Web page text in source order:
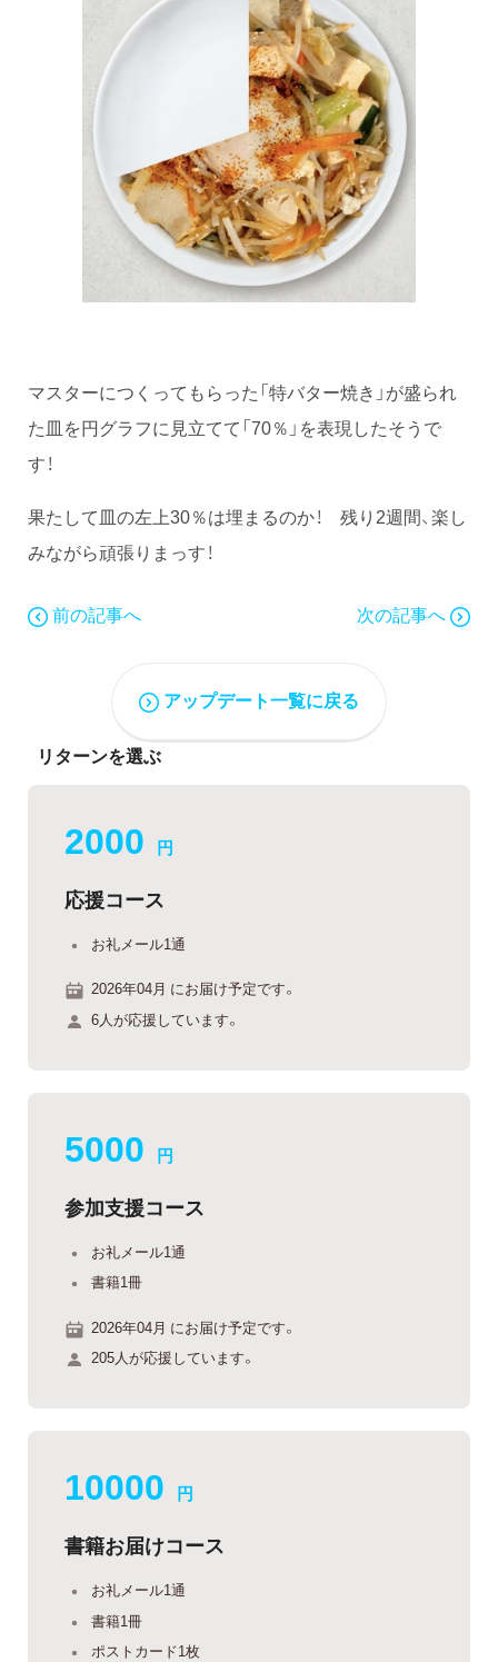
マスターにつくってもらった「特バター焼き」が盛られ
た皿を円グラフに見立てて「70％」を表現したそうで
す！
果たして皿の左上30％は埋まるのか！ 残り2週間、楽し
みながら頑張りまっす！
前の記事へ 次の記事へ
アップデート一覧に戻る
リターンを選ぶ
2000 円
応援コース
お礼メール1通
2026年04月 にお届け予定です。
6人が応援しています。
5000 円
参加支援コース
お礼メール1通
書籍1冊
2026年04月 にお届け予定です。
205人が応援しています。
10000 円
書籍お届けコース
お礼メール1通
書籍1冊
ポストカード1枚